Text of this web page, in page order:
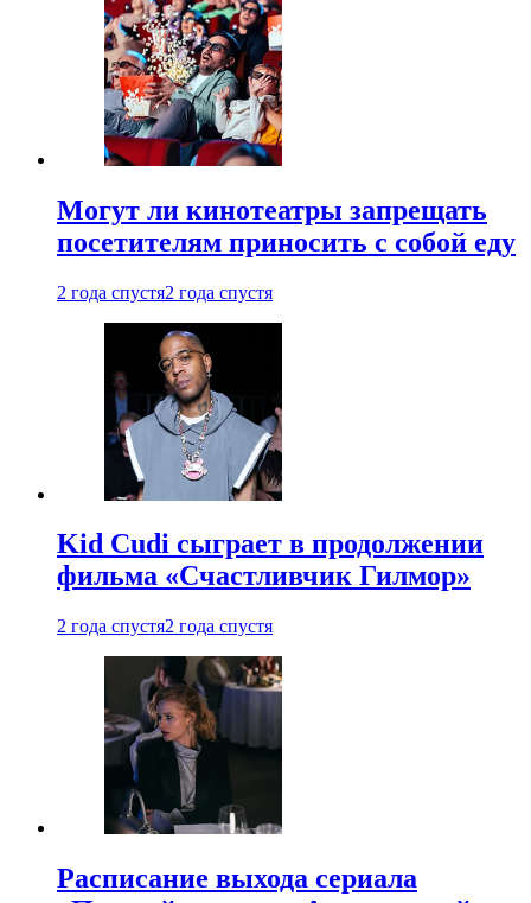
Могут ли кинотеатры запрещать
посетителям приносить с собой еду
2 года спустя2 года спустя
Kid Cudi сыграет в продолжении
фильма «Счастливчик Гилмор»
2 года спустя2 года спустя
Расписание выхода сериала